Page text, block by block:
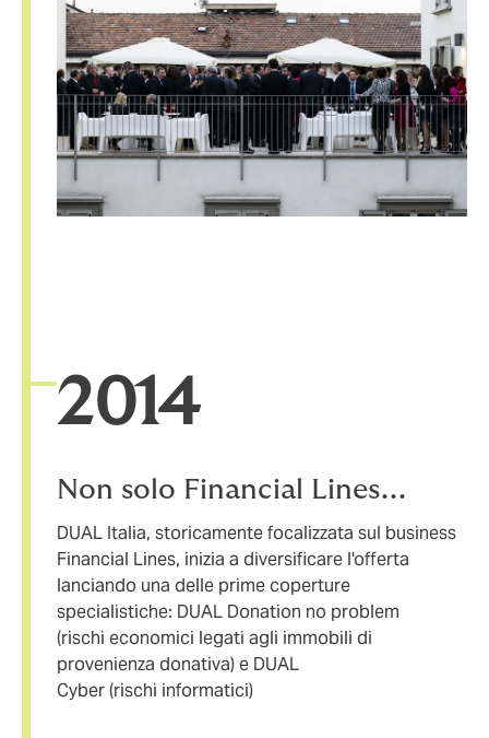
2014
Non solo Financial Lines...
DUAL Italia, storicamente focalizzata sul business
Financial Lines, inizia a diversificare l'offerta
lanciando una delle prime coperture
specialistiche: DUAL Donation no problem
(rischi economici legati agli immobili di
provenienza donativa) e DUAL
Cyber (rischi informatici)